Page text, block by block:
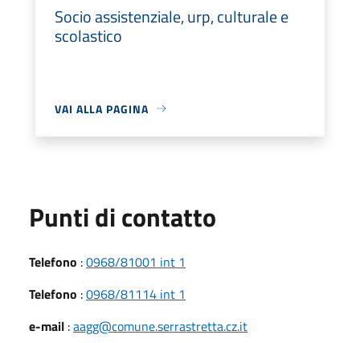
Socio assistenziale, urp, culturale e
scolastico
VAI ALLA PAGINA
Punti di contatto
Telefono :0968/81001 int 1
Telefono :0968/81114 int 1
e-mail :aagg@comune.serrastretta.cz.it